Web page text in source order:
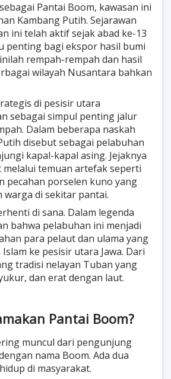
Pantai Boom, kawasan ini
Kambang Putih. Sejarawan
ini telah aktif sejak abad ke-13
penting bagi ekspor hasil bumi
rempah-rempah dan hasil
wilayah Nusantara bahkan
di pesisir utara
sebagai simpul penting jalur
Dalam beberapa naskah
disebut sebagai pelabuhan
kapal-kapal asing. Jejaknya
melalui temuan artefak seperti
pecahan porselen kuno yang
di sekitar pantai.
di sana. Dalam legenda
bahwa pelabuhan ini menjadi
para pelaut dan ulama yang
ke pesisir utara Jawa. Dari
tradisi nelayan Tuban yang
dan erat dengan laut.
Pantai Boom?
muncul dari pengunjung
nama Boom. Ada dua
di masyarakat.